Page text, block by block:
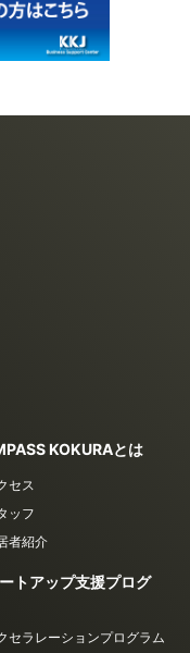
KOKURAとは
セス
ッフ
者紹介
トアップ支援プログ
セラレーションプログラム